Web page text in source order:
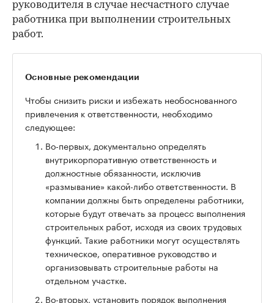
руководителя в случае несчастного случае
работника при выполнении строительных
работ.
Основные рекомендации
Чтобы снизить риски и избежать необоснованного
привлечения к ответственности, необходимо
следующее:
Во-первых, документально определять
внутрикорпоративную ответственность и
должностные обязанности, исключив
«размывание» какой-либо ответственности. В
компании должны быть определены работники,
которые будут отвечать за процесс выполнения
строительных работ, исходя из своих трудовых
функций. Такие работники могут осуществлять
техническое, оперативное руководство и
организовывать строительные работы на
отдельном участке.
Во-вторых, установить порядок выполнения